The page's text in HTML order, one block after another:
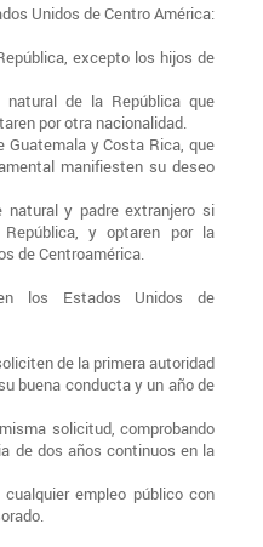
Unidos de Centro América:
excepto los hijos de
de la República que
por otra nacionalidad.
Guatemala y Costa Rica, que
manifiesten su deseo
natural y padre extranjero si
y optaren por la
de Centroamérica.
los Estados Unidos de
de la primera autoridad
buena conducta y un año de
solicitud, comprobando
de dos años continuos en la
empleo público con